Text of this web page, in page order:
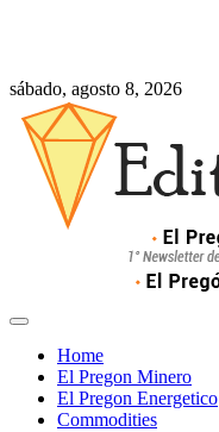
sábado, agosto 8, 2026
Home
El Pregon Minero
El Pregon Energetico
Commodities